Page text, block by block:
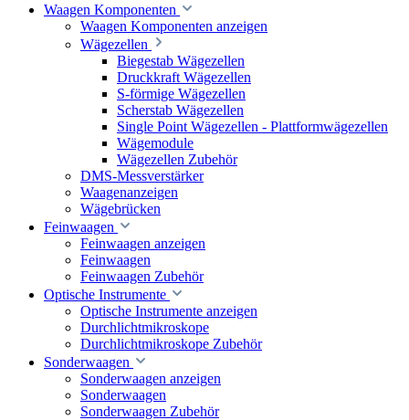
Waagen Komponenten
Waagen Komponenten anzeigen
Wägezellen
Biegestab Wägezellen
Druckkraft Wägezellen
S-förmige Wägezellen
Scherstab Wägezellen
Single Point Wägezellen - Plattformwägezellen
Wägemodule
Wägezellen Zubehör
DMS-Messverstärker
Waagenanzeigen
Wägebrücken
Feinwaagen
Feinwaagen anzeigen
Feinwaagen
Feinwaagen Zubehör
Optische Instrumente
Optische Instrumente anzeigen
Durchlichtmikroskope
Durchlichtmikroskope Zubehör
Sonderwaagen
Sonderwaagen anzeigen
Sonderwaagen
Sonderwaagen Zubehör